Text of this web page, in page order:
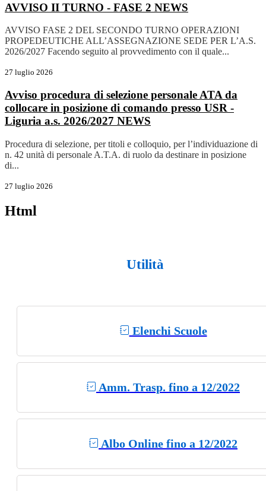
AVVISO II TURNO - FASE 2 NEWS
AVVISO FASE 2 DEL SECONDO TURNO OPERAZIONI
PROPEDEUTICHE ALL’ASSEGNAZIONE SEDE PER L’A.S.
2026/2027 Facendo seguito al provvedimento con il quale...
27 luglio 2026
Avviso procedura di selezione personale ATA da
collocare in posizione di comando presso USR -
Liguria a.s. 2026/2027 NEWS
Procedura di selezione, per titoli e colloquio, per l’individuazione di
n. 42 unità di personale A.T.A. di ruolo da destinare in posizione
di...
27 luglio 2026
Html
Utilità
Elenchi Scuole
Amm. Trasp. fino a 12/2022
Albo Online fino a 12/2022